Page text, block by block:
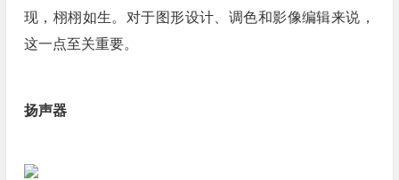
现，栩栩如生。对于图形设计、调色和影像编辑来说，
这一点至关重要。
扬声器